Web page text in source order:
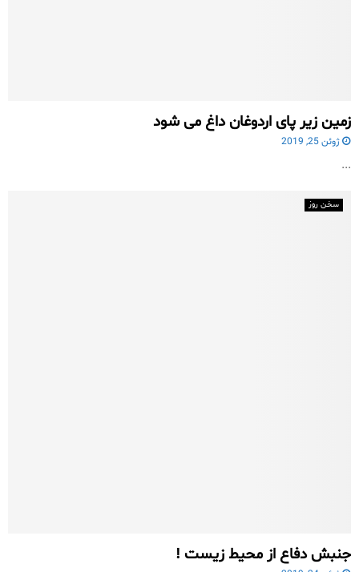
زمین زیر پای اردوغان داغ می شود
ژوئن 25, 2019
...
سخن روز
جنبش دفاع از محیط زیست !